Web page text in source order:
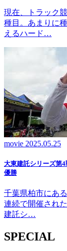
現在、トラック
種目。あまりに
えるハード…
movie 2025.05.25
大東建託シリーズ第
優勝
千葉県柏市にあ
連続で開催され
建託シ…
SPECIAL